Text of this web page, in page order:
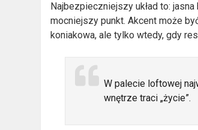
Najbezpieczniejszy układ to:
mocniejszy punkt. Akcent może
koniakowa, ale tylko wtedy, gdy
W palecie loftowej
wnętrze traci „życie”.